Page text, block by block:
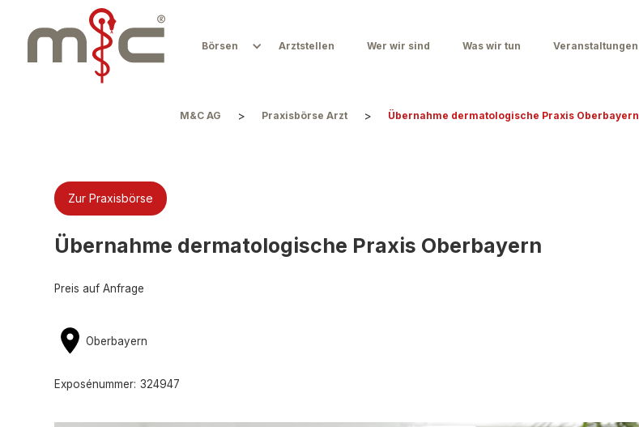
Börsen Arztstellen Wer wir sind Was wir tun Veranstaltungen
M&C AG > Praxisbörse Arzt > Übernahme dermatologische Praxis Oberbayern
Zur Praxisbörse
Übernahme dermatologische Praxis Oberbayern
Preis auf Anfrage
Oberbayern
Exposénummer: 324947